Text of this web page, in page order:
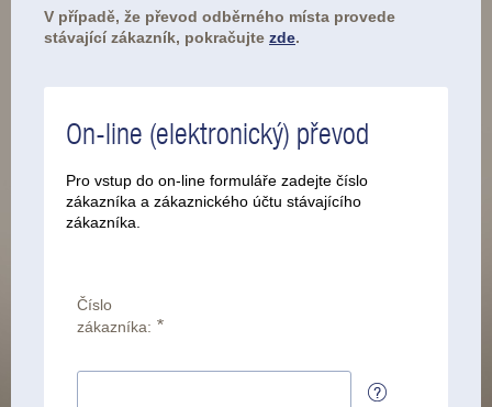
V případě, že převod odběrného místa provede
stávající zákazník, pokračujte zde.
On-line (elektronický) převod
Pro vstup do on-line formuláře zadejte číslo
zákazníka a zákaznického účtu stávajícího
zákazníka.
Číslo
zákazníka: *